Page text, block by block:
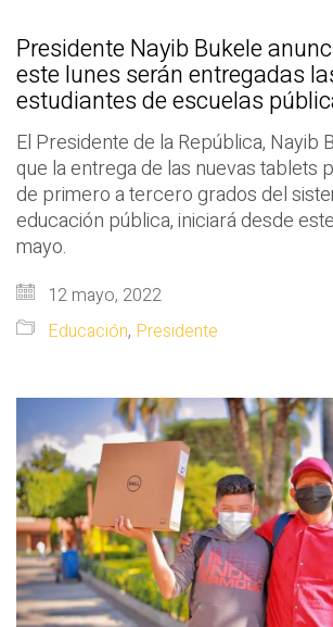
Presidente Nayib Bukele
este lunes serán entregadas
estudiantes de escuelas
El Presidente de la República, Nayib
que la entrega de las nuevas tablets
de primero a tercero grados del
educación pública, iniciará desde
mayo.
12 mayo, 2022
Educación, Presidente